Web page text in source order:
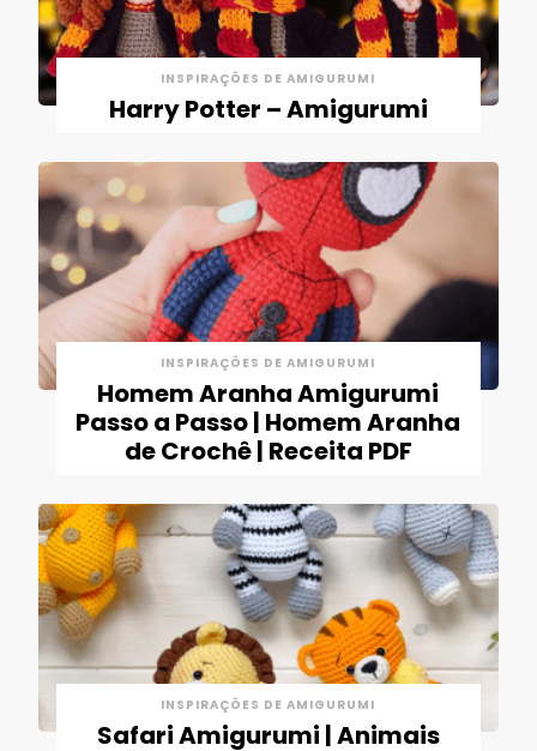
INSPIRAÇÕES DE AMIGURUMI
Harry Potter – Amigurumi
INSPIRAÇÕES DE AMIGURUMI
Homem Aranha Amigurumi
Passo a Passo | Homem Aranha
de Crochê | Receita PDF
INSPIRAÇÕES DE AMIGURUMI
Safari Amigurumi | Animais